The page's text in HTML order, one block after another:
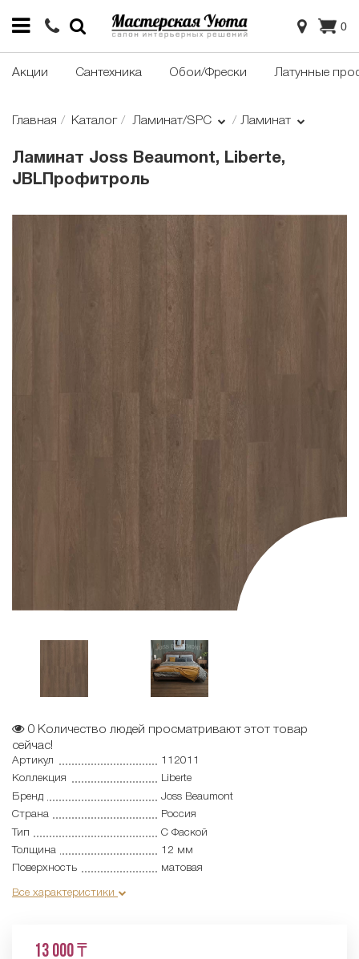
0
Акции Сантехника Обои/Фрески Латунные
Главная Каталог Ламинат/SPC Ламинат
Ламинат Joss Beaumont, Liberte,
JBLПрофитроль
0 Количество людей просматривают этот товар
сейчас!
Артикул
112011
Коллекция
Liberte
Бренд
Joss Beaumont
Страна
Россия
Тип
С Фаской
Толщина
12 мм
Поверхность
матовая
Все характеристики
13 000 ₸